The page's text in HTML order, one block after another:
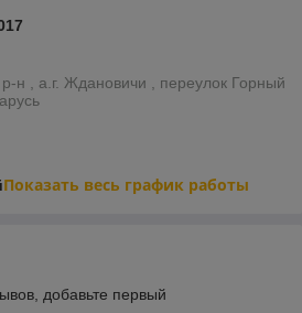
н , а.г. Ждановичи , переулок Горный
Показать весь график работы
добавьте первый